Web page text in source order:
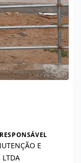
E
LTDA